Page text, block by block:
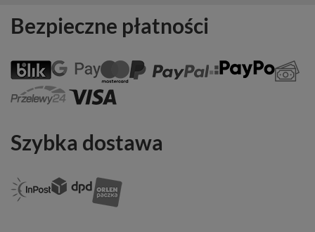
Bezpieczne płatności
Szybka dostawa